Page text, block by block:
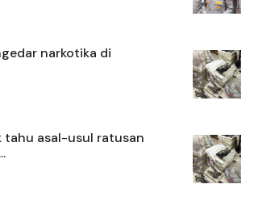
narkotika di
tahu asal-usul ratusan